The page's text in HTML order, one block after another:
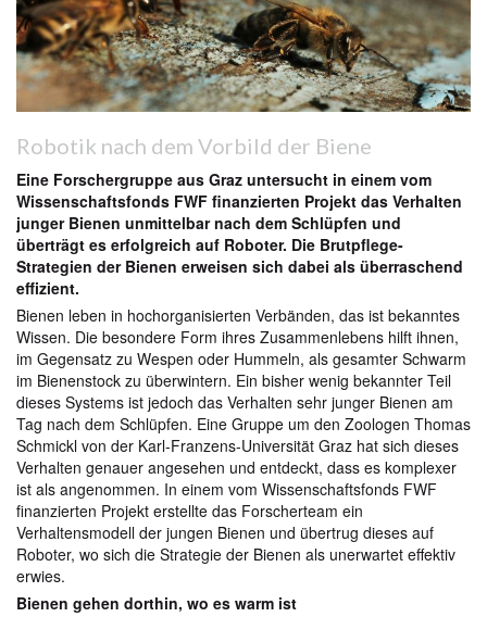
Robotik nach dem Vorbild der Biene
Eine Forschergruppe aus Graz untersucht in einem vom
Wissenschaftsfonds FWF finanzierten Projekt das Verhalten
junger Bienen unmittelbar nach dem Schlüpfen und
überträgt es erfolgreich auf Roboter. Die Brutpflege-
Strategien der Bienen erweisen sich dabei als überraschend
effizient.
Bienen leben in hochorganisierten Verbänden, das ist bekanntes
Wissen. Die besondere Form ihres Zusammenlebens hilft ihnen,
im Gegensatz zu Wespen oder Hummeln, als gesamter Schwarm
im Bienenstock zu überwintern. Ein bisher wenig bekannter Teil
dieses Systems ist jedoch das Verhalten sehr junger Bienen am
Tag nach dem Schlüpfen. Eine Gruppe um den Zoologen Thomas
Schmickl von der Karl-Franzens-Universität Graz hat sich dieses
Verhalten genauer angesehen und entdeckt, dass es komplexer
ist als angenommen. In einem vom Wissenschaftsfonds FWF
finanzierten Projekt erstellte das Forscherteam ein
Verhaltensmodell der jungen Bienen und übertrug dieses auf
Roboter, wo sich die Strategie der Bienen als unerwartet effektiv
erwies.
Bienen gehen dorthin, wo es warm ist